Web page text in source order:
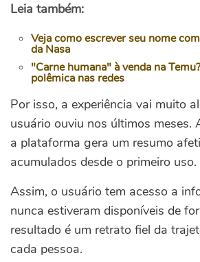
Leia também:
Veja como escrever seu nome
da Nasa
"Carne humana" à venda na
polêmica nas redes
Por isso, a experiência vai muito
usuário ouviu nos últimos meses.
a plataforma gera um resumo
acumulados desde o primeiro uso.
Assim, o usuário tem acesso a
nunca estiveram disponíveis de
resultado é um retrato fiel da
cada pessoa.